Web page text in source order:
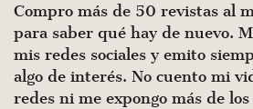
Compro más de 50 revistas al
para saber qué hay de nuevo.
mis redes sociales y emito
algo de interés. No cuento mi
redes ni me expongo más de